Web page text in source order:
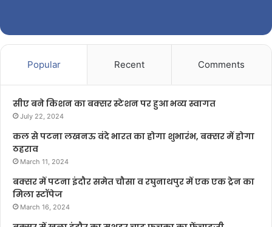
Popular Recent Comments
सीए बने किशन का बक्सर स्टेशन पर हुआ भव्य स्वागत
July 22, 2024
कल से पटना लखनऊ वंदे भारत का होगा शुभारंभ, बक्सर में होगा
ठहराव
March 11, 2024
बक्सर में पटना इंदौर समेत चौसा व रघुनाथपुर में एक एक ट्रेन का
मिला स्टॉपेज
March 16, 2024